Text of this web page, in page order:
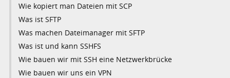
Wie kopiert man Dateien mit SCP
Was ist SFTP
Was machen Dateimanager mit SFTP
Was ist und kann SSHFS
Wie bauen wir mit SSH eine Netzwerkbrücke
Wie bauen wir uns ein VPN